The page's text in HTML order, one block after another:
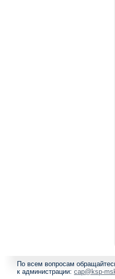
По всем вопросам
к администрации: cap@ksp-